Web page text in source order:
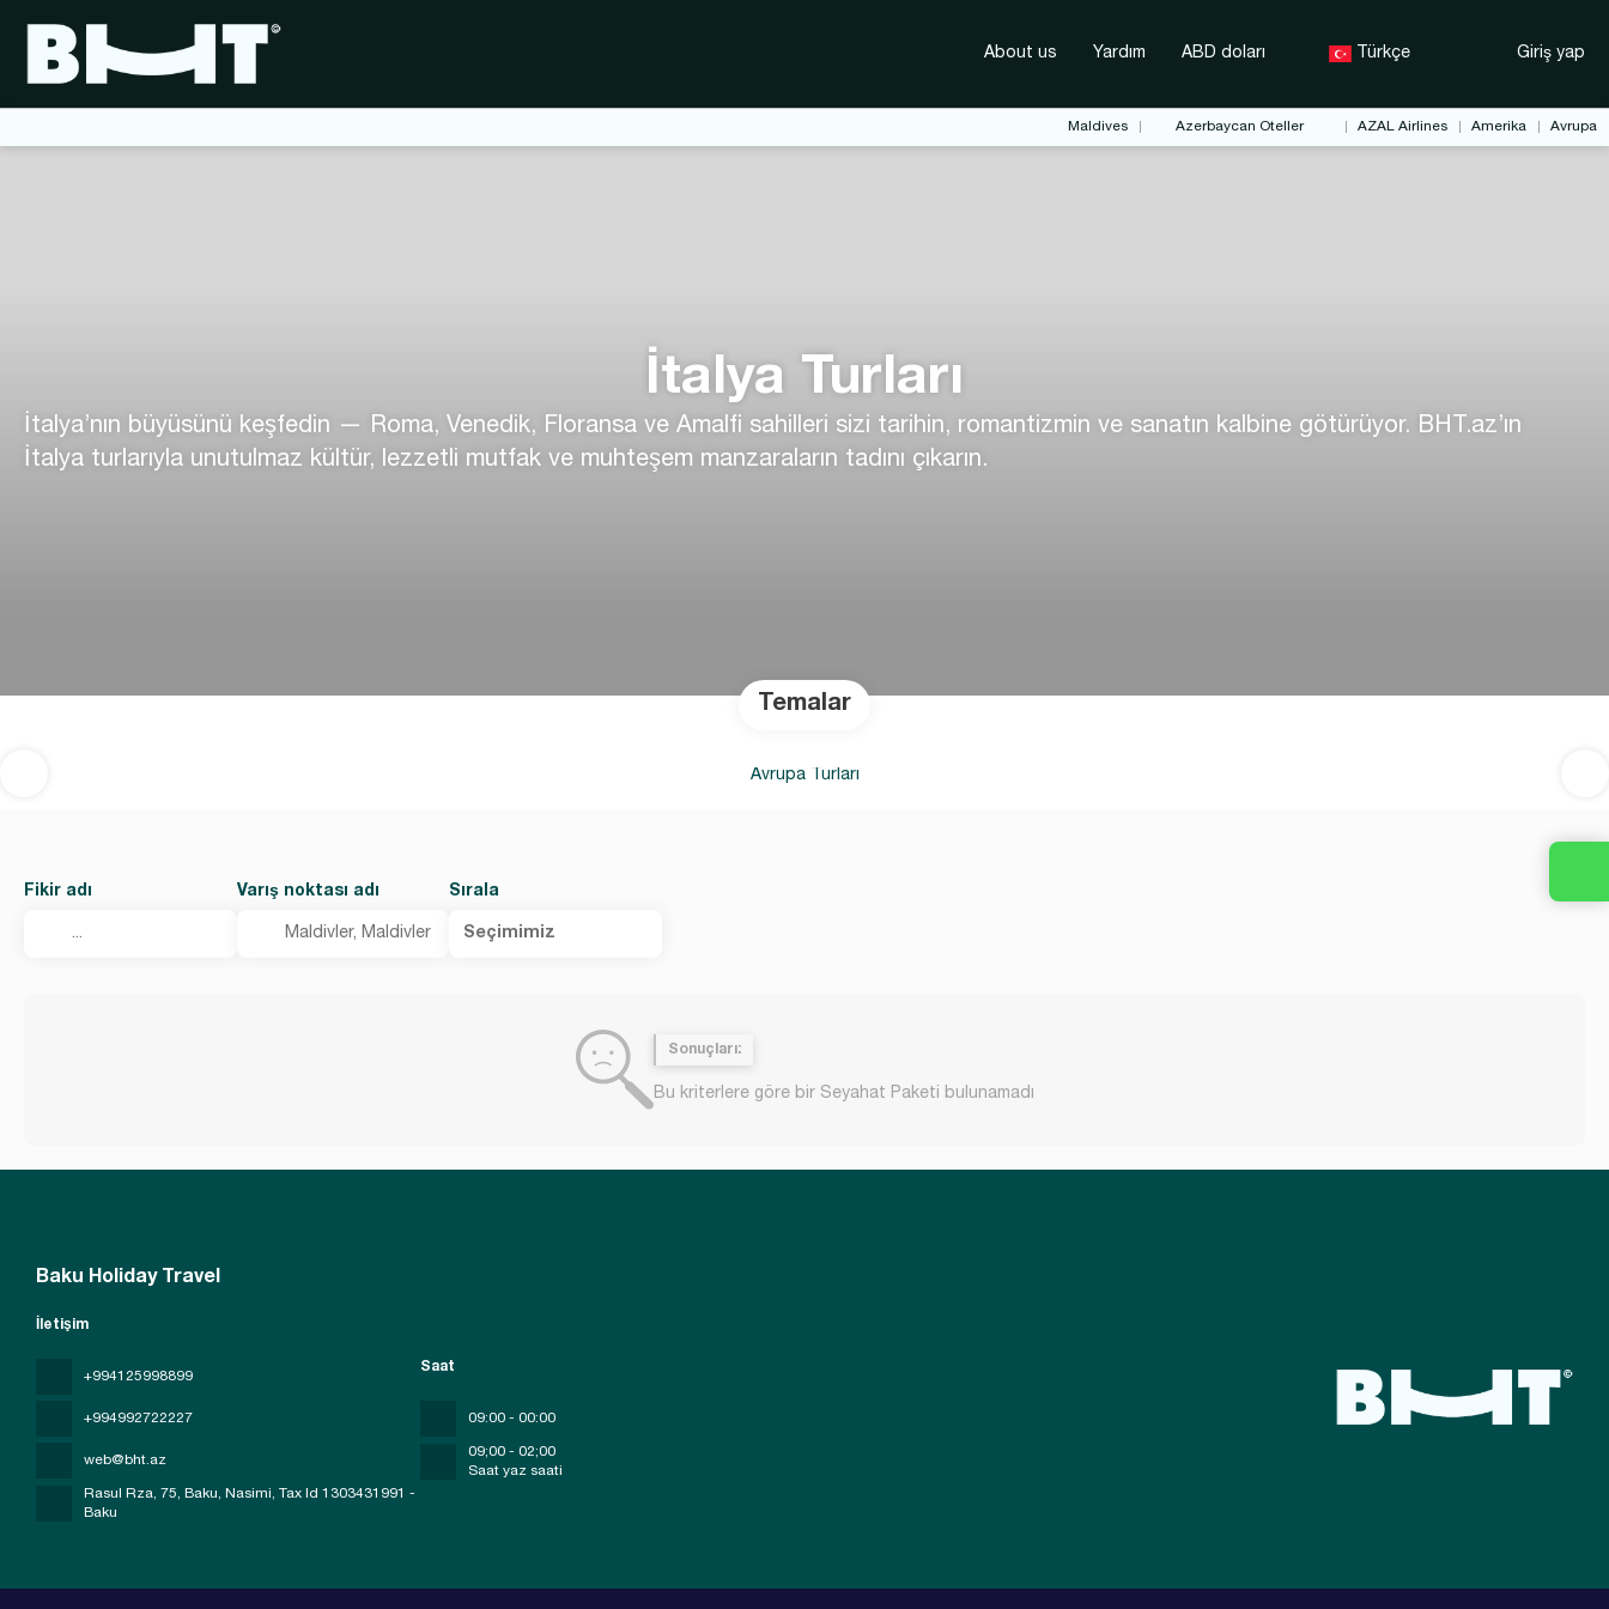
About us Yardım ABD doları Türkçe Giriş yap
Maldives Azerbaycan Oteller AZAL Airlines Amerika Avrupa
İtalya Turları
İtalya’nın büyüsünü keşfedin — Roma, Venedik, Floransa ve Amalfi sahilleri sizi tarihin, romantizmin ve sanatın kalbine götürüyor. BHT.az’ın
İtalya turlarıyla unutulmaz kültür, lezzetli mutfak ve muhteşem manzaraların tadını çıkarın.
Temalar
Avrupa Turları
Fikir adı Varış noktası adı Sırala
Seçimimiz
Sonuçları:
Bu kriterlere göre bir Seyahat Paketi bulunamadı
Baku Holiday Travel
İletişim
+994125998899
+994992722227
web@bht.az
Rasul Rza, 75, Baku, Nasimi, Tax Id 1303431991 -
Baku
Saat
09:00 - 00:00
09;00 - 02;00
Saat yaz saati